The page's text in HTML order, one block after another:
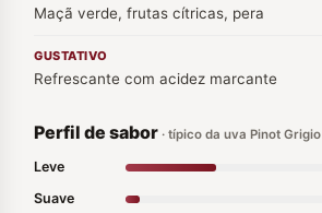
Maçã verde, frutas cítricas, pera
GUSTATIVO
Refrescante com acidez marcante
Perfil de sabor · típico da uva Pinot Grigio
Leve
Suave